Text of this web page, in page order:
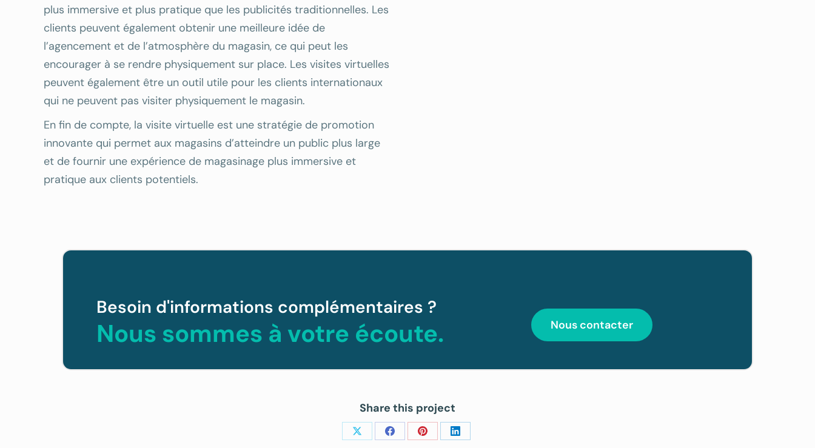
plus immersive et plus pratique que les publicités traditionnelles. Les
clients peuvent également obtenir une meilleure idée de
l’agencement et de l’atmosphère du magasin, ce qui peut les
encourager à se rendre physiquement sur place. Les visites virtuelles
peuvent également être un outil utile pour les clients internationaux
qui ne peuvent pas visiter physiquement le magasin.
En fin de compte, la visite virtuelle est une stratégie de promotion
innovante qui permet aux magasins d’atteindre un public plus large
et de fournir une expérience de magasinage plus immersive et
pratique aux clients potentiels.
Besoin d'informations complémentaires ?
Nous sommes à votre écoute. Nous contacter
Share this project
Share Share Share Share